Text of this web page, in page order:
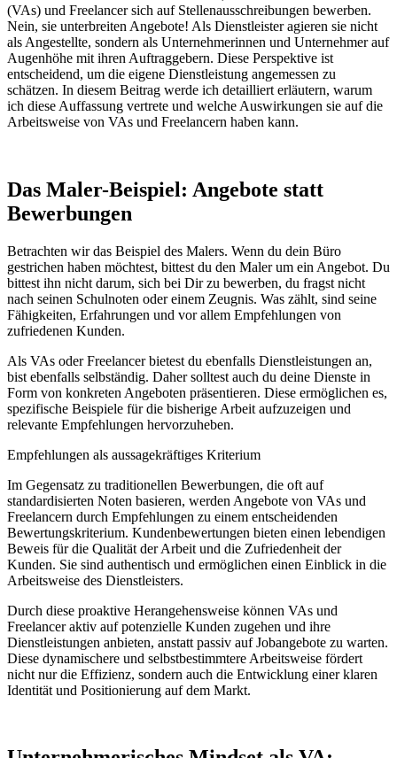
(VAs) und Freelancer sich auf Stellenausschreibungen bewerben.
Nein, sie unterbreiten Angebote! Als Dienstleister agieren sie nicht
als Angestellte, sondern als Unternehmerinnen und Unternehmer auf
Augenhöhe mit ihren Auftraggebern. Diese Perspektive ist
entscheidend, um die eigene Dienstleistung angemessen zu
schätzen. In diesem Beitrag werde ich detailliert erläutern, warum
ich diese Auffassung vertrete und welche Auswirkungen sie auf die
Arbeitsweise von VAs und Freelancern haben kann.
Das Maler-Beispiel: Angebote statt
Bewerbungen
Betrachten wir das Beispiel des Malers. Wenn du dein Büro
gestrichen haben möchtest, bittest du den Maler um ein Angebot. Du
bittest ihn nicht darum, sich bei Dir zu bewerben, du fragst nicht
nach seinen Schulnoten oder einem Zeugnis. Was zählt, sind seine
Fähigkeiten, Erfahrungen und vor allem Empfehlungen von
zufriedenen Kunden.
Als VAs oder Freelancer bietest du ebenfalls Dienstleistungen an,
bist ebenfalls selbständig. Daher solltest auch du deine Dienste in
Form von konkreten Angeboten präsentieren. Diese ermöglichen es,
spezifische Beispiele für die bisherige Arbeit aufzuzeigen und
relevante Empfehlungen hervorzuheben.
Empfehlungen als aussagekräftiges Kriterium
Im Gegensatz zu traditionellen Bewerbungen, die oft auf
standardisierten Noten basieren, werden Angebote von VAs und
Freelancern durch Empfehlungen zu einem entscheidenden
Bewertungskriterium. Kundenbewertungen bieten einen lebendigen
Beweis für die Qualität der Arbeit und die Zufriedenheit der
Kunden. Sie sind authentisch und ermöglichen einen Einblick in die
Arbeitsweise des Dienstleisters.
Durch diese proaktive Herangehensweise können VAs und
Freelancer aktiv auf potenzielle Kunden zugehen und ihre
Dienstleistungen anbieten, anstatt passiv auf Jobangebote zu warten.
Diese dynamischere und selbstbestimmtere Arbeitsweise fördert
nicht nur die Effizienz, sondern auch die Entwicklung einer klaren
Identität und Positionierung auf dem Markt.